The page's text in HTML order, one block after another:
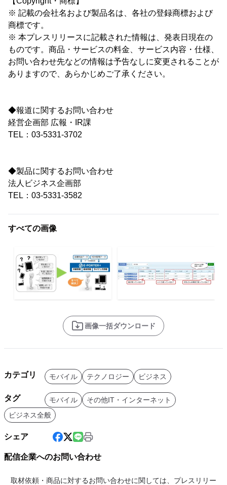
※ 記載の会社名および製品名は、各社の登録商標および
商標です。
※ 本プレスリリースに記載された情報は、発表日現在の
ものです。商品・サービスの料金、サービス内容・仕様、
お問い合わせ先などの情報は予告なしに変更されることが
ありますので、あらかじめご了承ください。
◆報道に関するお問い合わせ
経営企画部 広報・IR課
TEL：03-5331-3702
◆製品に関するお問い合わせ
法人ビジネス企画部
TEL：03-5331-3582
すべての画像
画像一括ダウンロード
カテゴリ モバイル テクノロジー ビジネス
タグ モバイル
その他IT・インターネット
ビジネス全般
シェア
配信企業へのお問い合わせ
取材依頼・商品に対するお問い合わせに関しては、プレスリリー